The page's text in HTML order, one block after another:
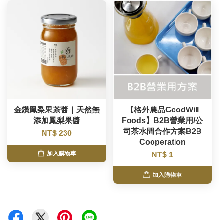
金鑽鳳梨果茶醬｜天然無
添加鳳梨果醬
NT$ 230
加入購物車
【格外農品GoodWill
Foods】B2B營業用/公
司茶水間合作方案B2B
Cooperation
NT$ 1
加入購物車